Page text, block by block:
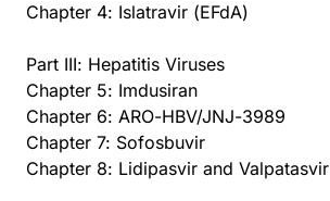
Chapter 4: Islatravir (EFdA)
Part III: Hepatitis Viruses
Chapter 5: Imdusiran
Chapter 6: ARO-HBV/JNJ-3989
Chapter 7: Sofosbuvir
Chapter 8: Lidipasvir and Valpatasvir